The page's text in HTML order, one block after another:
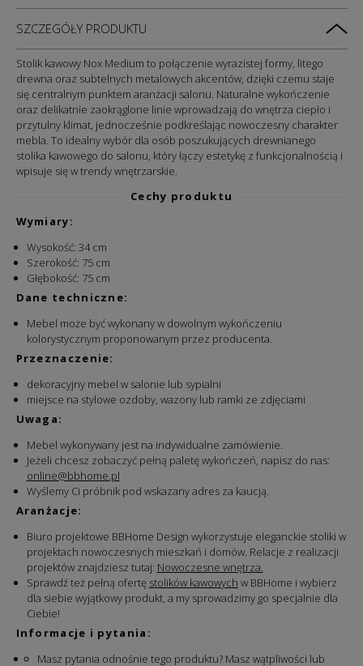
SZCZEGÓŁY PRODUKTU
Stolik kawowy Nox Medium to połączenie wyrazistej formy, litego
drewna oraz subtelnych metalowych akcentów, dzięki czemu staje
się centralnym punktem aranżacji salonu. Naturalne wykończenie
oraz delikatnie zaokrąglone linie wprowadzają do wnętrza ciepło i
przytulny klimat, jednocześnie podkreślając nowoczesny charakter
mebla. To idealny wybór dla osób poszukujących drewnianego
stolika kawowego do salonu, który łączy estetykę z funkcjonalnością i
wpisuje się w trendy wnętrzarskie.
Cechy produktu
Wymiary:
Wysokość: 34 cm
Szerokość: 75 cm
Głębokość: 75 cm
Dane techniczne:
Mebel może być wykonany w dowolnym wykończeniu
kolorystycznym proponowanym przez producenta.
Przeznaczenie:
dekoracyjny mebel w salonie lub sypialni
miejsce na stylowe ozdoby, wazony lub ramki ze zdjęciami
Uwaga:
Mebel wykonywany jest na indywidualne zamówienie.
Jeżeli chcesz zobaczyć pełną paletę wykończeń, napisz do nas:
online@bbhome.pl
Wyślemy Ci próbnik pod wskazany adres za kaucją.
Aranżacje:
Biuro projektowe BBHome Design wykorzystuje eleganckie stoliki w
projektach nowoczesnych mieszkań i domów. Relacje z realizacji
projektów znajdziesz tutaj: Nowoczesne wnętrza.
Sprawdź też pełną ofertę stolików kawowych w BBHome i wybierz
dla siebie wyjątkowy produkt, a my sprowadzimy go specjalnie dla
Ciebie!
Informacje i pytania:
Masz pytania odnośnie tego produktu? Masz wątpliwości lub